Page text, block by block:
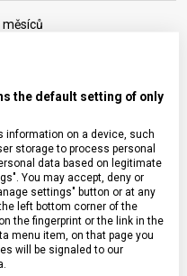
měsíců
javorové dřevo
the default setting of only
information on a device, such
storage to process personal
data based on legitimate
You may accept, deny or
settings" button or at any
left bottom corner of the
the fingerprint or the link in the
menu item, on that page you
will be signaled to our